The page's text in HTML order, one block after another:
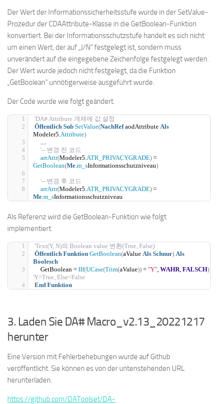
Der Wert der Informationssicherheitsstufe wurde in der SetValue-
Prozedur der CDAAttribute-Klasse in die GetBoolean-Funktion
konvertiert. Bei der Informationsschutzstufe handelt es sich nicht
um einen Wert, der auf „J/N“ festgelegt ist, sondern muss
unverändert auf die eingegebene Zeichenfolge festgelegt werden.
Der Wert wurde jedoch nicht festgelegt, da die Funktion
„GetBoolean“ unnötigerweise ausgeführt wurde.
Der Code wurde wie folgt geändert.
'DA# Attribute 개체에 값 설정
Öffentlich Sub SetValue(NachRef aodAttribute Als
Modeler5.Attribute)
    ....
'-- 변경 전 코드
arrAttr(Modeler5.ATR_PRIVACYGRADE)
GetBoolean(Me.m_sInformationsschutzniveau)
'-- 변경 후 코드
arrAttr(Modeler5.ATR_PRIVACYGRADE)
Me.m_sInformationsschutzniveau
Als Referenz wird die GetBoolean-Funktion wie folgt
implementiert.
'Text(Y, N)의 Boolean value 변환(True, False)
Öffentlich Funktion GetBoolean(aValue Als Schnur) Als
Boolesch
    GetBoolean =
IIf(UCase(Trim(aValue)) = "Y", WAHR, FALSCH)
'Y=True, Else=False
End Funktion
3. Laden Sie DA# Macro_v2.13_20221217
herunter
Eine Version mit Fehlerbehebungen wurde auf Github
veröffentlicht. Sie können es von der untenstehenden URL
herunterladen.
https://github.com/DAToolset/DA-